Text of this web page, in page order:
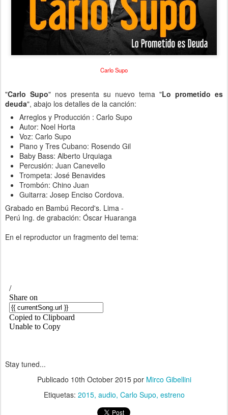
Carlo Supo
"Carlo Supo" nos presenta su nuevo tema "Lo prometido es
deuda", abajo los detalles de la canción:
Arreglos y Producción : Carlo Supo
Autor: Noel Horta
Voz: Carlo Supo
Piano y Tres Cubano: Rosendo Gil
Baby Bass: Alberto Urquiaga
Percusión: Juan Canevello
Trompeta: José Benavides
Trombón: Chino Juan
Guitarra: Josep Enciso Cordova.
Grabado en Bambú Record's. Lima -
Perú Ing. de grabación: Óscar Huaranga
En el reproductor un fragmento del tema:
Stay tuned...
Publicado 10th October 2015por Mirco Gibellini
Etiquetas: 2015 audio Carlo Supo estreno